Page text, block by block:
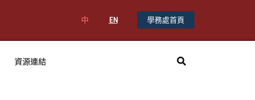
中 EN 學務處首頁
資源連結
搜